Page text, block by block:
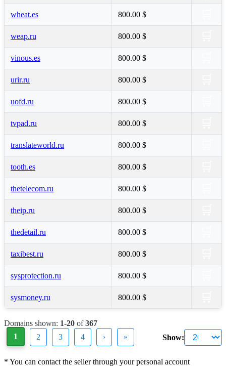
wheat.es 800.00 $
weap.ru 800.00 $
vinous.es 800.00 $
urir.ru 800.00 $
uofd.ru 800.00 $
tvpad.ru 800.00 $
translateworld.ru 800.00 $
tooth.es 800.00 $
thetelecom.ru 800.00 $
theip.ru 800.00 $
thedetail.ru 800.00 $
taxibest.ru 800.00 $
sysprotection.ru 800.00 $
sysmoney.ru 800.00 $
Domains shown: 1-20 of367
1
2 3 4 › » Show:
* You can contact the seller through your personal account